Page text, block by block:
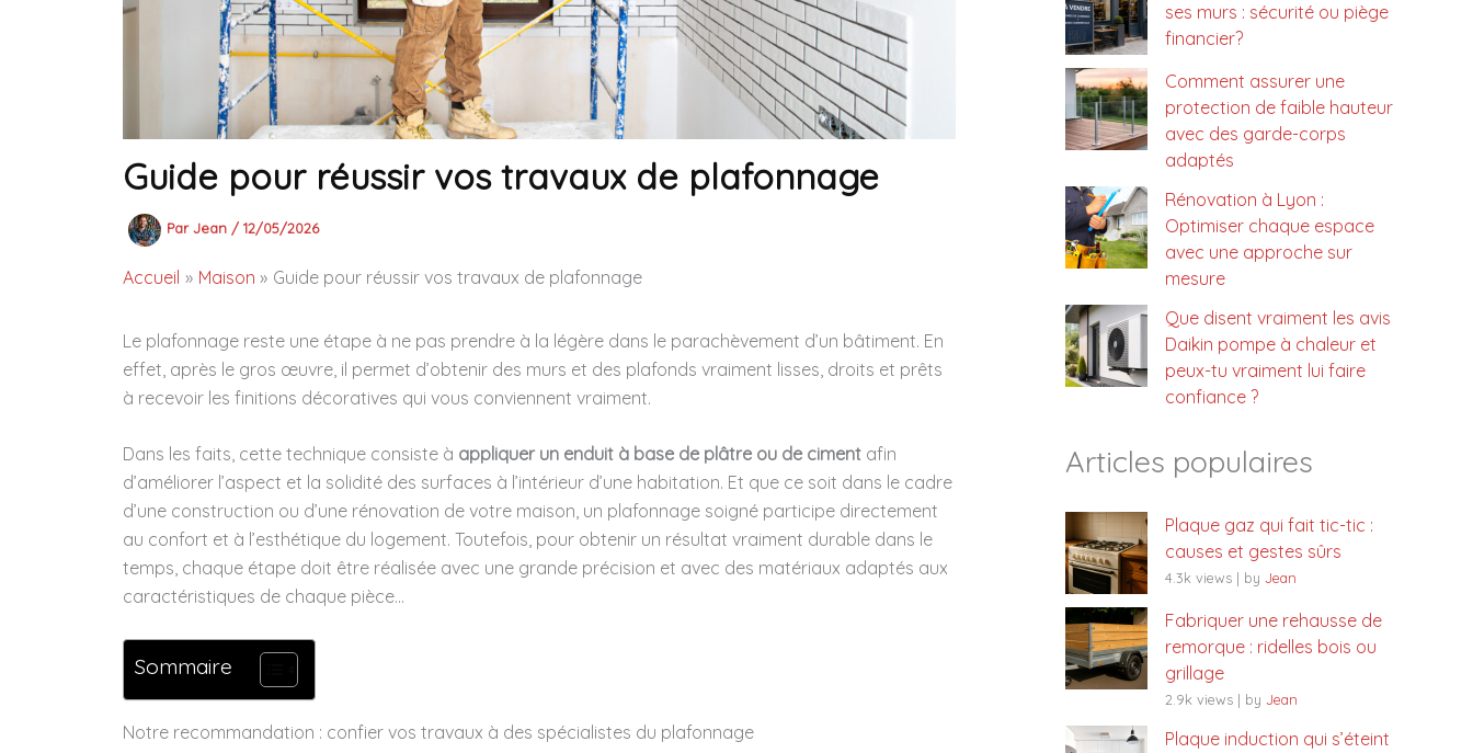
Guide pour réussir vos travaux de plafonnage
ParJean / 12/05/2026
Accueil Maison Guide pour réussir vos travaux de plafonnage
Le plafonnage reste une étape à ne pas prendre à la légère dans le parachèvement d’un bâtiment. En
effet, après le gros œuvre, il permet d’obtenir des murs et des plafonds vraiment lisses, droits et prêts
à recevoir les finitions décoratives qui vous conviennent vraiment.
Dans les faits, cette technique consiste à appliquer un enduit à base de plâtre ou de ciment afin
d’améliorer l’aspect et la solidité des surfaces à l’intérieur d’une habitation. Et que ce soit dans le cadre
d’une construction ou d’une rénovation de votre maison, un plafonnage soigné participe directement
au confort et à l’esthétique du logement. Toutefois, pour obtenir un résultat vraiment durable dans le
temps, chaque étape doit être réalisée avec une grande précision et avec des matériaux adaptés aux
caractéristiques de chaque pièce…
Sommaire
Notre recommandation : confier vos travaux à des spécialistes du plafonnage
ses murs : sécurité ou piège
financier?
Comment assurer une
protection de faible hauteur
avec des garde-corps
adaptés
Rénovation à Lyon :
Optimiser chaque espace
avec une approche sur
mesure
Que disent vraiment les avis
Daikin pompe à chaleur et
peux-tu vraiment lui faire
confiance ?
Articles populaires
Plaque gaz qui fait tic-tic :
causes et gestes sûrs
4.3k views | by Jean
Fabriquer une rehausse de
remorque : ridelles bois ou
grillage
2.9k views | by Jean
Plaque induction qui s’éteint